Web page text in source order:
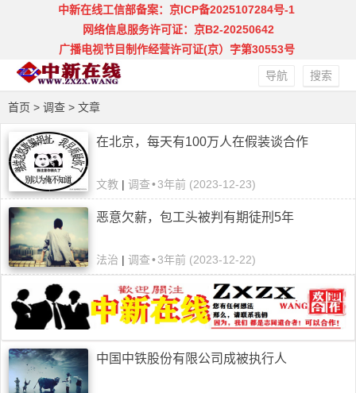
中新在线工信部备案：京ICP备2025107284号-1
网络信息服务许可证：京B2-20250642
广播电视节目制作经营许可证(京）字第30553号
搜索
导航
首页 > 调查 > 文章
在北京，每天有100万人在假装谈合作
文教 | 调查•3年前 (2023-12-23)
恶意欠薪，包工头被判有期徒刑5年
法治 | 调查•3年前 (2023-12-22)
中国中铁股份有限公司成被执行人